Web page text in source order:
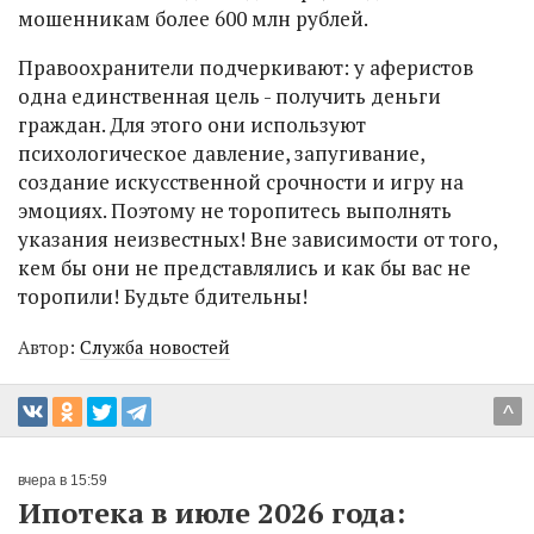
мошенникам более 600 млн рублей.
Правоохранители подчеркивают: у аферистов
одна единственная цель - получить деньги
граждан. Для этого они используют
психологическое давление, запугивание,
создание искусственной срочности и игру на
эмоциях. Поэтому не торопитесь выполнять
указания неизвестных! Вне зависимости от того,
кем бы они не представлялись и как бы вас не
торопили! Будьте бдительны!
Автор: Служба новостей
^
вчера в 15:59
Ипотека в июле 2026 года: